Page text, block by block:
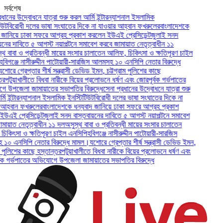
সর্বশেষ
উদ্বোধনে যাত্রা শুরু করল আর্মি ইন্টারন্যাশনাল ইসলামিক
দলের ভাষা সংঘাতের দিকে না যাওয়ার আহ্বান ফখরুলেরবাংলাদেশকে
ঢাকা সফরে আগ্রহ প্রকাশ করলেন ইউএই প্রেসিডেন্টজুলাই সনদ
দাবিতে ৫ আগস্ট নয়াপল্টনে সমাবেশ করবে জামায়াত নেতৃত্বাধীন ১১
ও প্রতিবন্ধী মায়ের সংসার চালাতেন আলিফ, চিকিৎসা ও ক্ষতিপূরণ চাইল
নাসীরুদ্দীন পাটোয়ারী-সারজিস আলমসহ ১০ এনসিপি নেতার বিরুদ্ধে
গ্রেপ্তার শীর্ষ সন্ত্রাসী ডেভিড ইমন, চট্টগ্রাম পুলিশের কাছে
বিধবা নারীকে বিয়ের প্রলোভনে ধর্ষণ এবং জোরপূর্বক গর্ভপাতের
জামায়াতের সভাপতির বিরুদ্ধেসেনা প্রধানের উদ্বোধনে যাত্রা শুরু
ইসলামিক ইনস্টিটিউটবিরোধী দলের ভাষা সংঘাতের দিকে না
ফখরুলেরবাংলাদেশকে ধন্যবাদ জানিয়ে ঢাকা সফরে আগ্রহ প্রকাশ
প্রেসিডেন্টজুলাই সনদ বাস্তবায়নের দাবিতে ৫ আগস্ট নয়াপল্টনে সমাবেশ
নেতৃত্বাধীন ১১ দলঅসুস্থ বাবা ও প্রতিবন্ধী মায়ের সংসার চালাতেন
ও ক্ষতিপূরণ চাইল এনসিপিহবিগঞ্জে নাসীরুদ্দীন পাটোয়ারী-সারজিস
নেতার বিরুদ্ধে মামল।যশোরে গ্রেপ্তার শীর্ষ সন্ত্রাসী ডেভিড ইমন,
কাছে হস্তান্তরপটুয়াখালীতে বিধবা নারীকে বিয়ের প্রলোভনে ধর্ষণ এবং
অভিযোগে উপজেলা জামায়াতের সভাপতির বিরুদ্ধে